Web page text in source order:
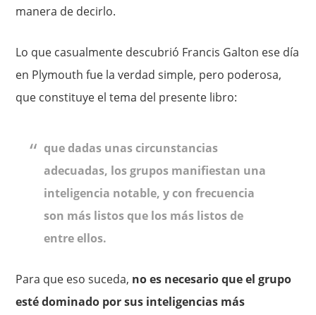
manera de decirlo.
Lo que casualmente descubrió Francis Galton ese día
en Plymouth fue la verdad simple, pero poderosa,
que constituye el tema del pre­sente libro:
que dadas unas circunstancias
adecuadas, los grupos manifiestan una
inteligencia notable, y con frecuencia
son más listos que los más listos de
entre ellos.
Para que eso suceda, no es necesario que el grupo
esté dominado por sus inteligencias más